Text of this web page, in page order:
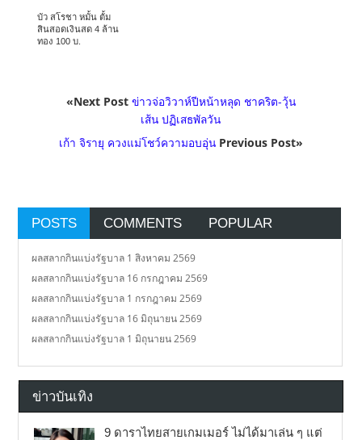
บัว สโรชา หมั้น ตั้ม
สินสอดเงินสด 4 ล้าน
ทอง 100 บ.
«Next Post ข่าวจ่อวิวาห์ปีหน้าหลุด ชาคริต-วุ้น
เส้น ปฏิเสธพัลวัน
เก้า จิรายุ ควงแม่โชว์ความอบอุ่นPrevious Post»
POSTS COMMENTS POPULAR
ผลสลากกินแบ่งรัฐบาล 1 สิงหาคม 2569
ผลสลากกินแบ่งรัฐบาล 16 กรกฎาคม 2569
ผลสลากกินแบ่งรัฐบาล 1 กรกฎาคม 2569
ผลสลากกินแบ่งรัฐบาล 16 มิถุนายน 2569
ผลสลากกินแบ่งรัฐบาล 1 มิถุนายน 2569
ข่าวบันเทิง
9 ดาราไทยสายเกมเมอร์ ไม่ได้มาเล่น ๆ แต่